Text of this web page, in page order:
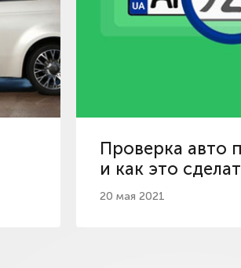
Проверка авто
и как это
20 мая 2021